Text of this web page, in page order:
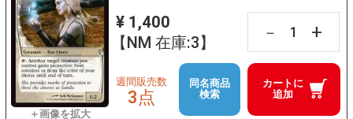
¥ 1,400
【NM 在庫:3】
－ +
カートに
追加
週間販売数
3点
同名商品
検索